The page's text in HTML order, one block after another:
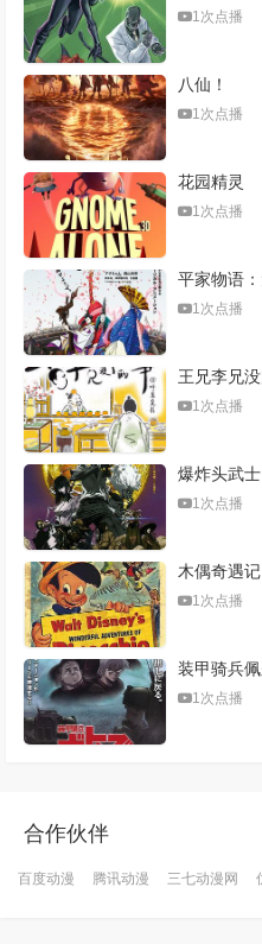
1次点播
八仙！
1次点播
花园精灵
1次点播
平家物语
1次点播
王兄李兄
1次点播
爆炸头武
1次点播
木偶奇遇记
1次点播
装甲骑兵
1次点播
合作伙伴
百度动漫 腾讯动漫 三七动漫网